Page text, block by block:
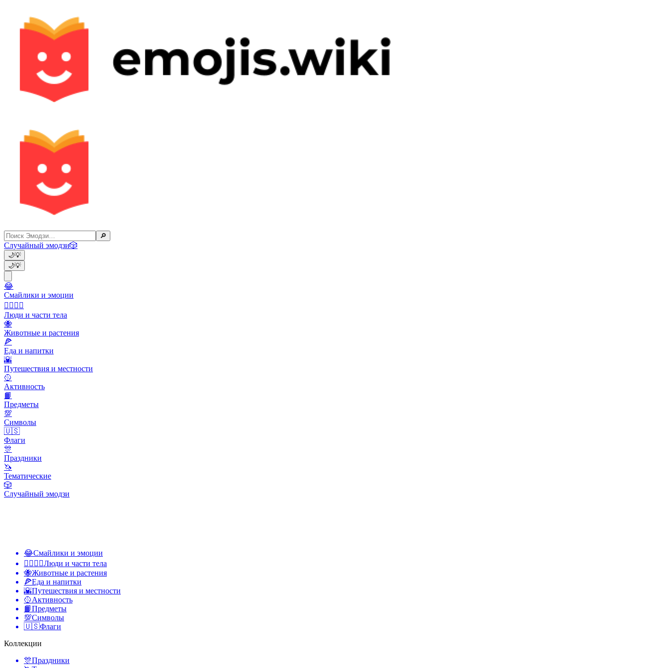
🔎
Случайный эмодзи🎲
🌙💡
🌙💡
😂
Смайлики и эмоции
👩‍❤️‍💋‍👨
Люди и части тела
🐝
Животные и растения
🍕
Еда и напитки
🌇
Путешествия и местности
🥎
Активность
📙
Предметы
💯
Символы
🇺🇸
Флаги
🎊
Праздники
🦄
Тематические
🎲
Случайный эмодзи
😂Смайлики и эмоции
👩‍❤️‍💋‍👨Люди и части тела
🐝Животные и растения
🍕Еда и напитки
🌇Путешествия и местности
🥎Активность
📙Предметы
💯Символы
🇺🇸Флаги
Коллекции
🎊Праздники